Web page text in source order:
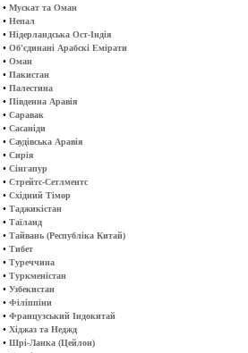
• Мускат та Оман
• Непал
• Нідерландська Ост-Індія
• Об'єдинані Арабскі Емірати
• Оман
• Пакистан
• Палестина
• Південна Аравія
• Саравак
• Сасаніди
• Саудівська Аравія
• Сирія
• Сінгапур
• Стрейтс-Сетлментс
• Східний Тімор
• Таджикістан
• Таїланд
• Тайвань (Республіка Китай)
• Тибет
• Туреччина
• Туркменістан
• Узбекистан
• Філіппіни
• Французський Індокитай
• Хіджаз та Неджд
• Шрі-Ланка (Цейлон)